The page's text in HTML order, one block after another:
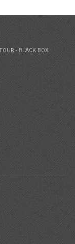
- BLACK BOX